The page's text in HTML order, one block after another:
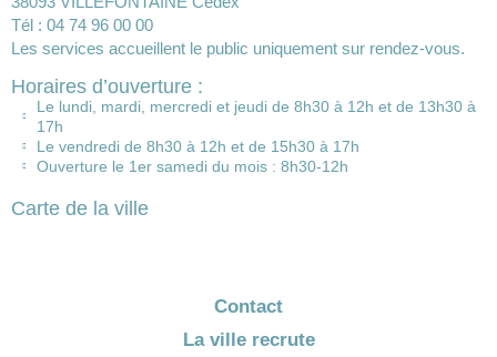
Tél : 04 74 96 00 00
Les services accueillent le public uniquement sur rendez-vous.
Horaires d’ouverture :
Le lundi, mardi, mercredi et jeudi de 8h30 à 12h et de 13h30 à
17h
Le vendredi de 8h30 à 12h et de 15h30 à 17h
Ouverture le 1er samedi du mois : 8h30-12h
Carte de la ville
Contact
La ville recrute